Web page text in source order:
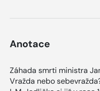
Anotace
Záhada smrti ministra
Vražda nebo